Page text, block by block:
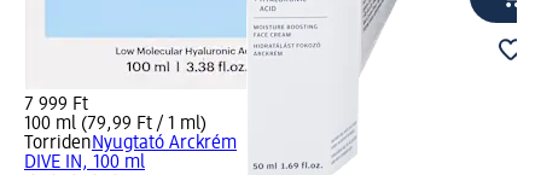
7 999 Ft
100 ml (79,99 Ft / 1 ml)
TorridenNyugtató Arckrém
DIVE IN, 100 ml